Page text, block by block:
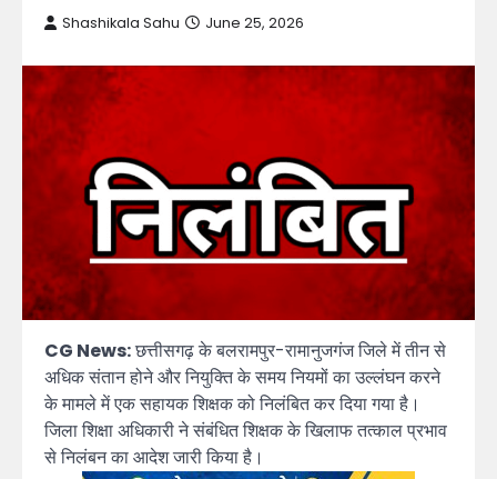
Shashikala Sahu June 25, 2026
CG News:छत्तीसगढ़ के बलरामपुर-रामानुजगंज जिले में तीन से
अधिक संतान होने और नियुक्ति के समय नियमों का उल्लंघन करने
के मामले में एक सहायक शिक्षक को निलंबित कर दिया गया है।
जिला शिक्षा अधिकारी ने संबंधित शिक्षक के खिलाफ तत्काल प्रभाव
से निलंबन का आदेश जारी किया है।